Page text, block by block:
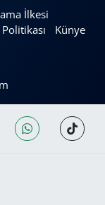
İlkesi
Künye